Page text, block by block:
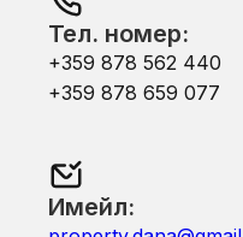
Тел. номер:
+359 878 562 440
+359 878 659 077
Имейл: